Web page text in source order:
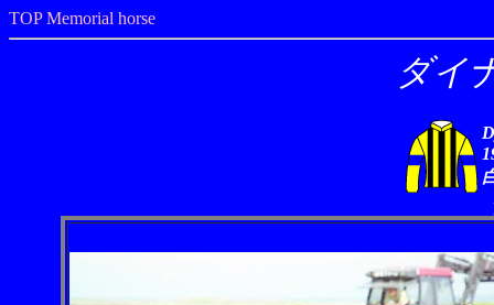
TOP Memorial horse
ダイ